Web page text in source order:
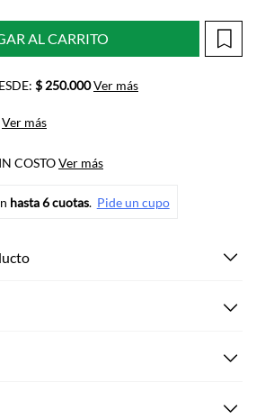
AL CARRITO
$ 250.000Ver más
Ver más
COSTOVer más